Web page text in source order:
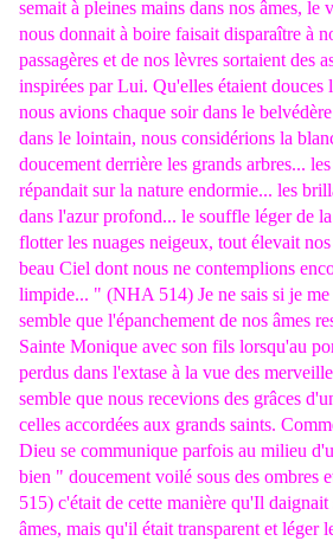
semait à pleines mains dans nos âmes,
nous donnait à boire faisait disparaître à
passagères et de nos lèvres sortaient des
inspirées par Lui. Qu'elles étaient douces
nous avions chaque soir dans le
dans le lointain, nous considérions la
doucement derrière les grands arbres...
répandait sur la nature endormie... les
dans l'azur profond... le souffle léger de
flotter les nuages neigeux, tout élevait
beau Ciel dont nous ne contemplions
limpide... " (NHA 514) Je ne sais si je
semble que l'épanchement de nos âmes
Sainte Monique avec son fils lorsqu'au
perdus dans l'extase à la vue des
semble que nous recevions des grâces
celles accordées aux grands saints.
Dieu se communique parfois au milieu
bien " doucement voilé sous des ombres
515) c'était de cette manière qu'Il daignait
âmes, mais qu'il était transparent et léger